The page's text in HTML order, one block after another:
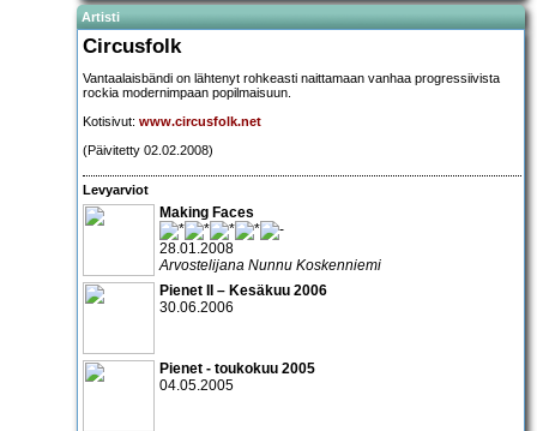
Artisti
Circusfolk
Vantaalaisbändi on lähtenyt rohkeasti naittamaan vanhaa progressiivista
rockia modernimpaan popilmaisuun.
Kotisivut: www.circusfolk.net
(Päivitetty 02.02.2008)
Levyarviot
Making Faces
28.01.2008
Arvostelijana Nunnu Koskenniemi
Pienet II – Kesäkuu 2006
30.06.2006
Pienet - toukokuu 2005
04.05.2005